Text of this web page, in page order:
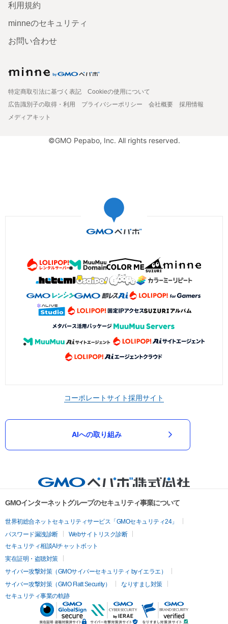
利用規約
minneのセキュリティ
お問い合わせ
特定商取引法に基づく表記
Cookieの使用について
広告識別子の取得・利用
プライバシーポリシー 会社概要
採用情報
メディアキット
©GMO Pepabo, Inc. All rights reserved.
コーポレートサイト採用サイト
AIへの取り組み
GMOインターネットグループのセキュリティ事業について
世界初総合ネットセキュリティサービス「GMOセキュリティ24」
パスワード漏洩診断
Webサイトリスク診断
セキュリティ相談AIチャットボット
実在証明・盗聴対策
サイバー攻撃対策（GMOサイバーセキュリティ byイエラエ）
サイバー攻撃対策（GMO Flatt Security）
なりすまし対策
セキュリティ事業の軌跡